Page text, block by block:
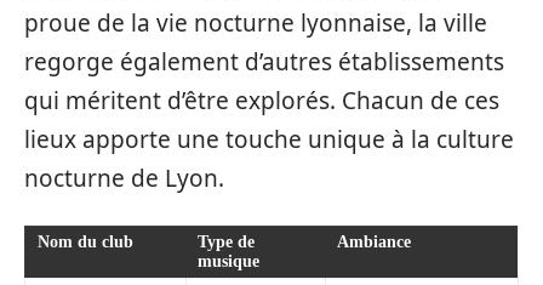
proue de la vie nocturne lyonnaise, la ville
regorge également d’autres établissements
qui méritent d’être explorés. Chacun de ces
lieux apporte une touche unique à la culture
nocturne de Lyon.
Nom du club
Type de
musique
Ambiance